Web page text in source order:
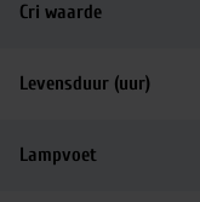
Cri waarde
Levensduur (uur)
Lampvoet